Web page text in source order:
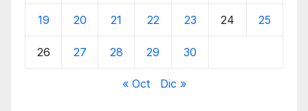
19 20 21 22 23 24 25
26 27 28 29 30
« Oct Dic »